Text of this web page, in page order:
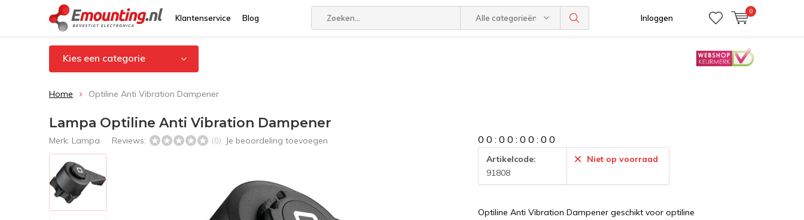
Klantenservice Blog Alle categorieën Inloggen
0
Kies een categorie
Home Optiline Anti Vibration Dampener
Lampa Optiline Anti Vibration Dampener
Merk: Lampa Reviews: (0) Je beoordeling toevoegen 0 0 :0 0 :0 0 :0 0
Artikelcode:
91808
Niet op voorraad
Optiline Anti Vibration Dampener geschikt voor optiline